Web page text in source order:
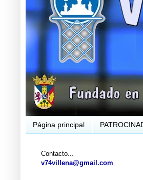
Página principal
Contacto...
v74villena@gmail.com